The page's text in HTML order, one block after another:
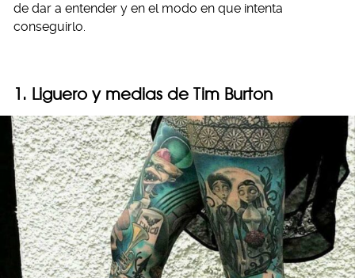
de dar a entender y en el modo en que intenta
conseguirlo.
1. Liguero y medias de Tim Burton